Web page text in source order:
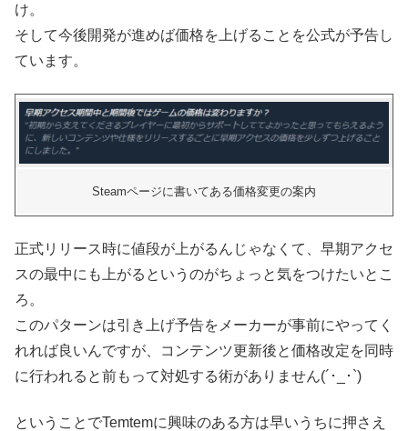
け。
そして今後開発が進めば価格を上げることを公式が予告し
ています。
Steamページに書いてある価格変更の案内
正式リリース時に値段が上がるんじゃなくて、早期アクセ
スの最中にも上がるというのがちょっと気をつけたいとこ
ろ。
このパターンは引き上げ予告をメーカーが事前にやってく
れれば良いんですが、コンテンツ更新後と価格改定を同時
に行われると前もって対処する術がありません(´･_･`)
ということでTemtemに興味のある方は早いうちに押さえ